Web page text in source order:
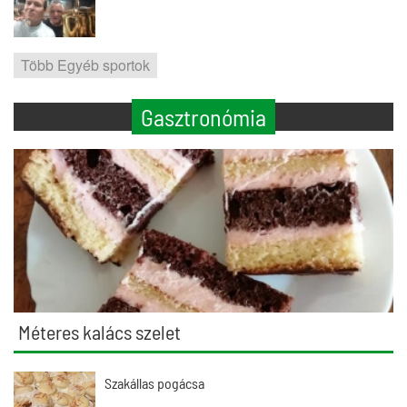
Több Egyéb sportok
Gasztronómia
Méteres kalács szelet
Szakállas pogácsa